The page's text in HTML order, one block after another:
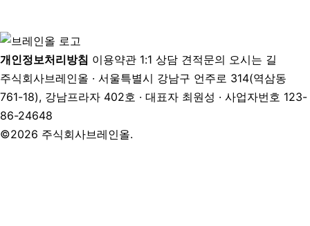
개인정보처리방침 이용약관 1:1 상담 견적문의 오시는 길
주식회사브레인올 · 서울특별시 강남구 언주로 314(역삼동
761-18), 강남프라자 402호 · 대표자 최원성 · 사업자번호 123-
86-24648
©2026 주식회사브레인올.